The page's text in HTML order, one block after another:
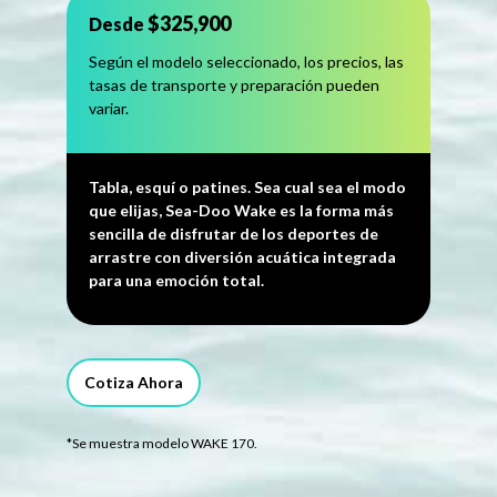
Desde $325,900
Según el modelo seleccionado, los precios, las
tasas de transporte y preparación pueden
variar.
Tabla, esquí o patines. Sea cual sea el modo
que elijas, Sea-Doo Wake es la forma más
sencilla de disfrutar de los deportes de
arrastre con diversión acuática integrada
para una emoción total.
Cotiza Ahora
*Se muestra modelo WAKE 170.